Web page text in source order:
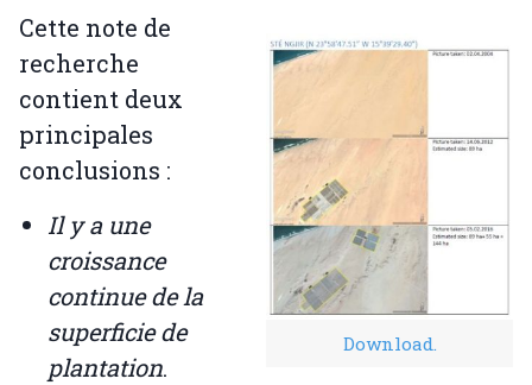
Download.
Cette note de
recherche
contient deux
principales
conclusions :
Il y a une
croissance
continue de la
superficie de
plantation.